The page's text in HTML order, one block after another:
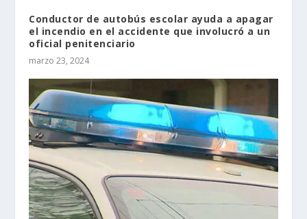
Conductor de autobús escolar ayuda a apagar
el incendio en el accidente que involucró a un
oficial penitenciario
marzo 23, 2024